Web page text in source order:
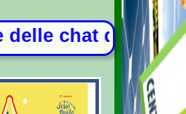
Tensione